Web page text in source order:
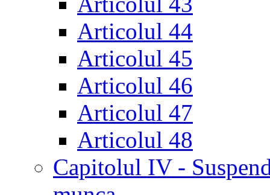
Articolul 44
Articolul 45
Articolul 46
Articolul 47
Articolul 48
Capitolul IV -